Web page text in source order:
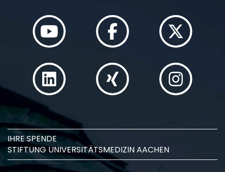
IHRE SPENDE
STIFTUNG UNIVERSITÄTSMEDIZIN AACHEN